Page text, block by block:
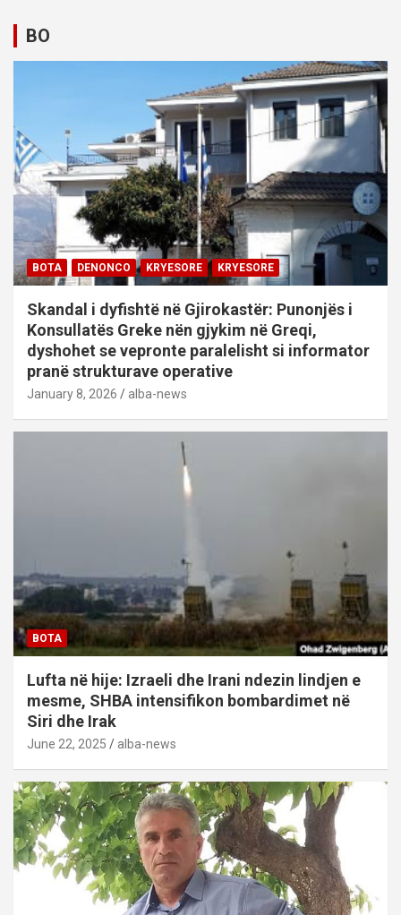
BO
BOTA DENONCO KRYESORE KRYESORE
Skandal i dyfishtë në Gjirokastër: Punonjës i
Konsullatës Greke nën gjykim në Greqi,
dyshohet se vepronte paralelisht si informator
pranë strukturave operative
January 8, 2026 alba-news
BOTA
Lufta në hije: Izraeli dhe Irani ndezin lindjen e
mesme, SHBA intensifikon bombardimet në
Siri dhe Irak
June 22, 2025 alba-news